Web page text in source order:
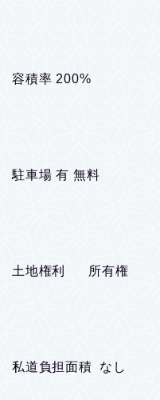
容積率 200%
駐車場 有 無料
土地権利 所有権
私道負担面積 なし